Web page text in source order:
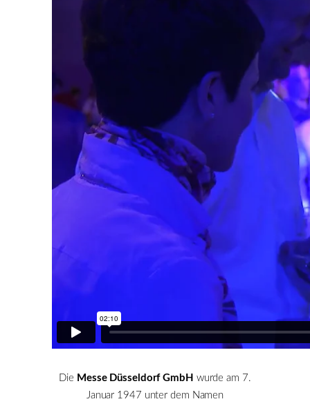
Die Messe Düsseldorf GmbH wurde am 7.
Januar 1947 unter dem Namen